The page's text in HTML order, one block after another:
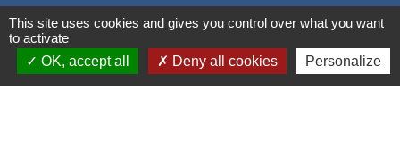
Contacts
Mairie de Marssac-sur-Tarn
2 Rue Tonimarié
This site uses cookies and gives you control over what you want
to activate
OK, accept all
Deny all cookies Personalize